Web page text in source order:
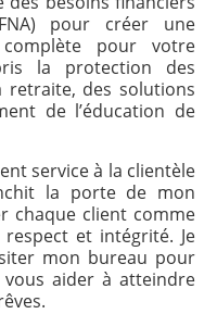
pour créer une
pour votre
la protection des
retraite, des solutions
de l’éducation de
service à la clientèle
la porte de mon
chaque client comme
et intégrité. Je
mon bureau pour
aider à atteindre